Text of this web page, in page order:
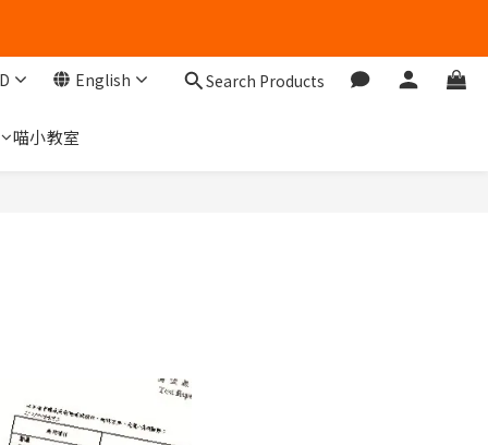
English Search Products
喵小教室